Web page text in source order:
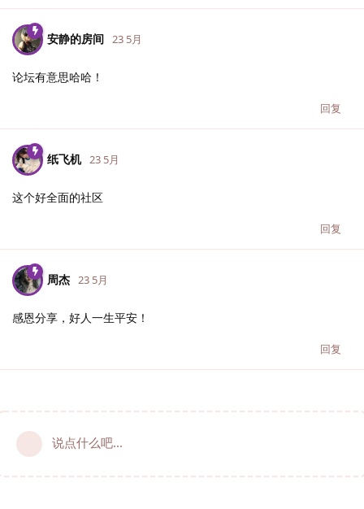
安静的房间 23 5月
论坛有意思哈哈！
回复
纸飞机 23 5月
这个好全面的社区
回复
周杰 23 5月
感恩分享，好人一生平安！
回复
说点什么吧...